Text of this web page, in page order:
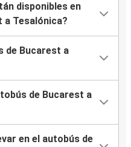
disponibles en
a Tesalónica?
de Bucarest a
de Bucarest a
en el autobús de